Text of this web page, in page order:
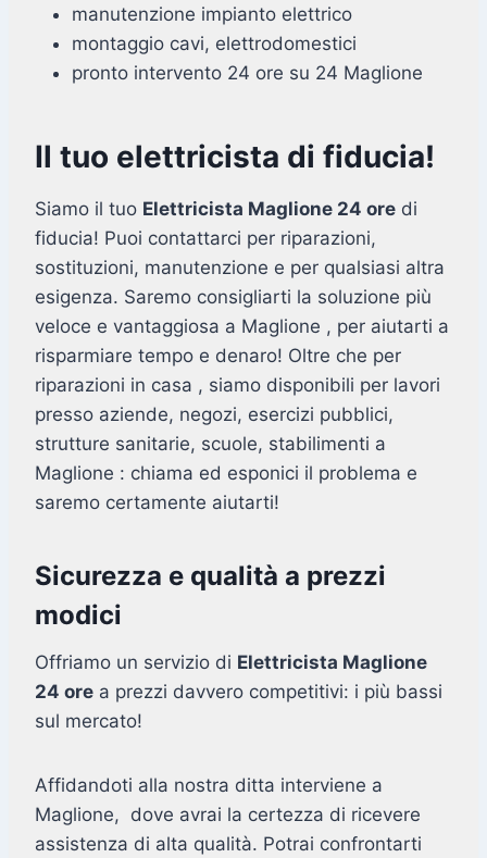
manutenzione impianto elettrico
montaggio cavi, elettrodomestici
pronto intervento 24 ore su 24 Maglione
Il tuo elettricista di fiducia!
Siamo il tuo Elettricista Maglione 24 ore di
fiducia! Puoi contattarci per riparazioni,
sostituzioni, manutenzione e per qualsiasi altra
esigenza. Saremo consigliarti la soluzione più
veloce e vantaggiosa a Maglione , per aiutarti a
risparmiare tempo e denaro! Oltre che per
riparazioni in casa , siamo disponibili per lavori
presso aziende, negozi, esercizi pubblici,
strutture sanitarie, scuole, stabilimenti a
Maglione : chiama ed esponici il problema e
saremo certamente aiutarti!
Sicurezza e qualità a prezzi
modici
Offriamo un servizio di Elettricista Maglione
24 ore a prezzi davvero competitivi: i più bassi
sul mercato!
Affidandoti alla nostra ditta interviene a
Maglione, dove avrai la certezza di ricevere
assistenza di alta qualità. Potrai confrontarti